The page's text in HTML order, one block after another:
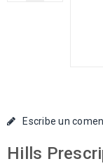
Escribe un
Hills